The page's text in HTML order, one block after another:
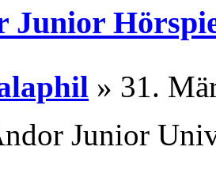
Junior
» 31.
Junior